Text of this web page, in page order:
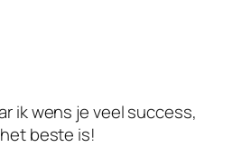
ik wens je veel success,
beste is!